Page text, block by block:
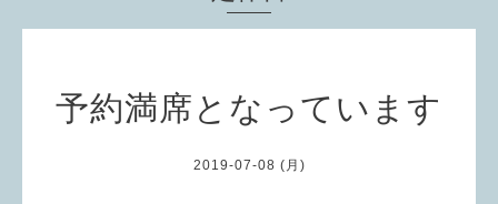
予約満席となっています
2019-07-08 (月)